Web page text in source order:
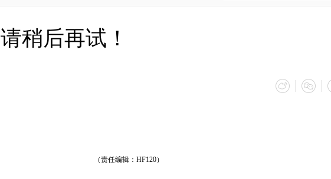
稍后再试！
（责任编辑：HF120）